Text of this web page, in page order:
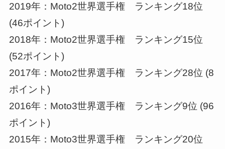
2019年：Moto2世界選手権 ランキング18位
(46ポイント)
2018年：Moto2世界選手権 ランキング15位
(52ポイント)
2017年：Moto2世界選手権 ランキング28位 (8
ポイント)
2016年：Moto3世界選手権 ランキング9位 (96
ポイント)
2015年：Moto3世界選手権 ランキング20位